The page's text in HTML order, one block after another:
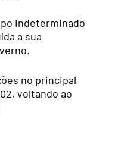
indeterminado
a sua
no principal
voltando ao